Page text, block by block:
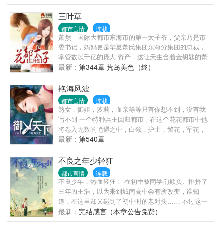
三叶草
都市言情 连载
萧然—国际大都市东海市的第一太子爷，父亲乃是市
委书记，妈妈更是华夏萧氏集团东海分集团的总裁，
掌管数以千亿的庞大 资产，这让天生含着金钥匙的萧
然能够畅游都市！ 原本十三岁的他不懂人事，可是意
外得到一个神秘的戒指——御女戒！于是一切都改变
了！ 年少风~流、遨游花~丛，守着一个绝美的家庭，
占据着外面无数绝代佳丽！类型俱全，一个不少！年
幼的幼~女、娇憨的小萝~莉、情窦初开的青春少女、
美丽绝质冰冷高贵的女王、温柔贤惠的美少妇、雍容
华贵的熟~妇等等美..
最新： 第344章 荒岛美色（终）
艳海风波
都市言情 连载
熟女，御姐，萝莉，血亲等等只有你想不到，没有我
写不到 一个特种兵王回归都市，在这个花花都市中他
将卷入无数的艳遇之中，白领，护士，警花，军花，
妩媚少妇，成熟美 妇，高高在上的商场女强人，还是
拥有无数粉丝的女明星！
最新： 第540章
不良之年少轻狂
都市言情 连载
不良少年，热血轻狂！ 在初中被同学们欺负、排挤了
三年的王浩，以为来到城南高中会有所改变，谁知
道，在这里却又碰到了初中时的老对头…… 不过这一
次，王浩决定改变自己的命运。见证一个原本懦弱无
能的好学生，一步步崛起为“坏蛋”的成长史！
最新： 完结感言（本章公告免费）